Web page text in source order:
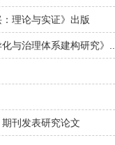
理论与实证》出版
与治理体系建构研究》...
刊发表研究论文